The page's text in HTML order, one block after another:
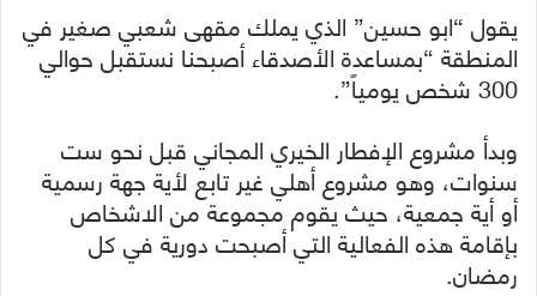
يقول “ابو حسين” الذي يملك مقهى شعبي صغير في
المنطقة “بمساعدة الأصدقاء أصبحنا نستقبل حوالي
300 شخص يومياً”.
وبدأ مشروع الإفطار الخيري المجاني قبل نحو ست
سنوات، وهو مشروع أهلي غير تابع لأية جهة رسمية
أو أية جمعية، حيث يقوم مجموعة من الاشخاص
بإقامة هذه الفعالية التي أصبحت دورية في كل
رمضان.